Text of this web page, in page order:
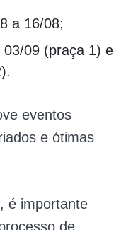
a 16/08;
09 (praça 1) e
eventos
e ótimas
é importante
de